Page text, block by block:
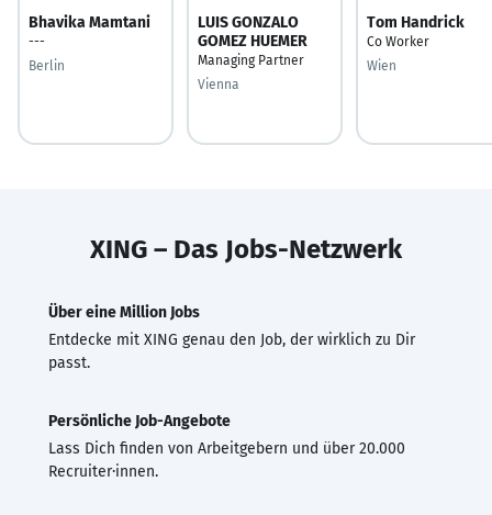
Bhavika Mamtani
---
Berlin
LUIS GONZALO
GOMEZ HUEMER
Managing Partner
Vienna
Tom Handrick
Co Worker
Wien
XING – Das Jobs-Netzwerk
Über eine Million Jobs
Entdecke mit XING genau den Job, der wirklich zu Dir
passt.
Persönliche Job-Angebote
Lass Dich finden von Arbeitgebern und über 20.000
Recruiter·innen.